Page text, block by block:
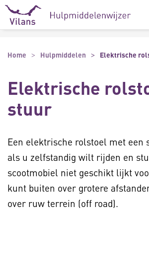
Naar hoofdinhoud
Naar footer
Home Hulpmiddelen Elektrische
Elektrische
stuur
Een elektrische rolstoel met een
als u zelfstandig wilt rijden en
scootmobiel niet geschikt lijkt
kunt buiten over grotere
over ruw terrein (off road).